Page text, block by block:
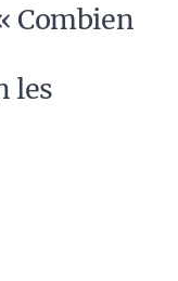
Combien
les